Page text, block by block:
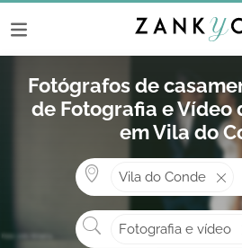
Fotógrafos de
de Fotografia e Vídeo
em Vila do
Vila do Conde
O que
Fotografia e vídeo